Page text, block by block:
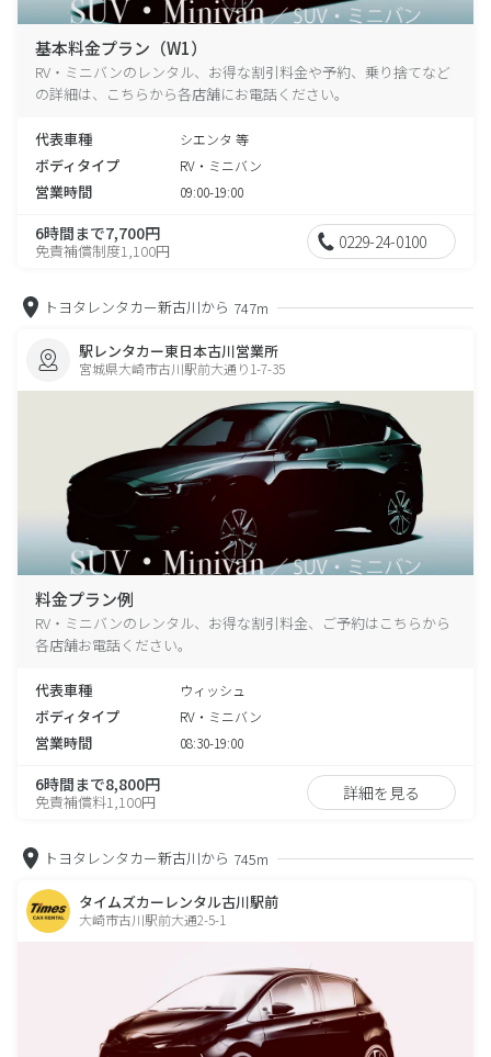
基本料金プラン（W1）
RV・ミニバンのレンタル、お得な割引料金や予約、乗り捨てなど
の詳細は、こちらから各店舗にお電話ください。
代表車種 シエンタ 等
ボディタイプ RV・ミニバン
営業時間 09:00-19:00
6時間まで7,700円
免責補償制度1,100円 0229-24-0100
トヨタレンタカー新古川から 747m
駅レンタカー東日本古川営業所
宮城県大崎市古川駅前大通り1-7-35
料金プラン例
RV・ミニバンのレンタル、お得な割引料金、ご予約はこちらから
各店舗お電話ください。
代表車種 ウィッシュ
ボディタイプ RV・ミニバン
営業時間 08:30-19:00
6時間まで8,800円
免責補償料1,100円 詳細を見る
トヨタレンタカー新古川から 745m
タイムズカーレンタル古川駅前
大崎市古川駅前大通2-5-1